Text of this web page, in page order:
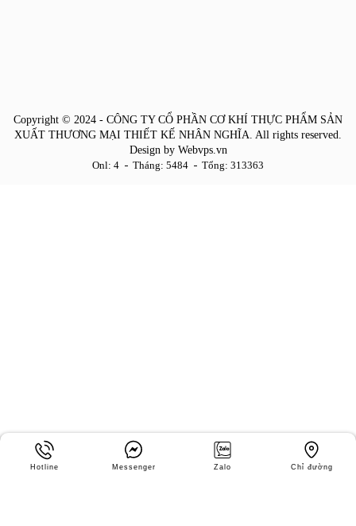
Copyright © 2024 - CÔNG TY CỔ PHẦN CƠ KHÍ THỰC PHẨM SẢN
XUẤT THƯƠNG MẠI THIẾT KẾ NHÂN NGHĨA. All rights reserved.
Design by Webvps.vn
Onl: 4
Tháng: 5484 Tổng: 313363
Hotline Messenger Zalo Chỉ đường